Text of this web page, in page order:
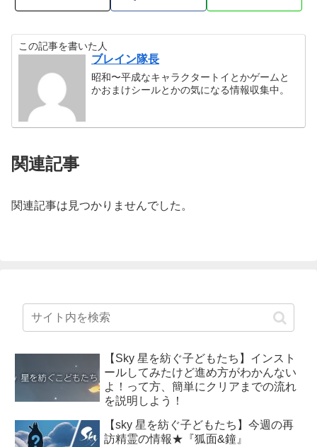
この記事を書いた人
ブレイン隊長
昭和〜平成なキャラクタートイとかゲームと
かおまけシールとかの気になる情報収集中。
関連記事
関連記事は見つかりませんでした。
【Sky 星を紡ぐ子どもたち】インスト
ールしてみたけど進め方がわかんない
よ！って方、簡単にクリアまでの流れ
を説明しよう！
【sky 星を紡ぐ子どもたち】今週の再
訪精霊の情報★『狐面&鐘』